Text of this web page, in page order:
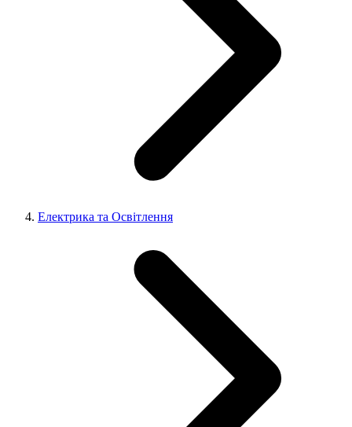
Електрика та Освітлення